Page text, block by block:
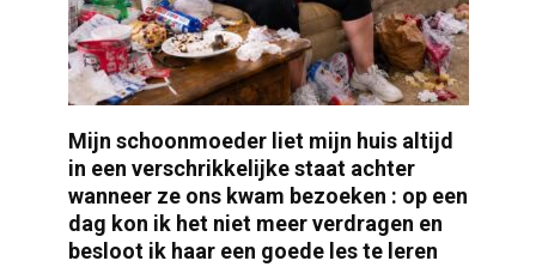
Mijn schoonmoeder liet mijn huis altijd
in een verschrikkelijke staat achter
wanneer ze ons kwam bezoeken : op een
dag kon ik het niet meer verdragen en
besloot ik haar een goede les te leren